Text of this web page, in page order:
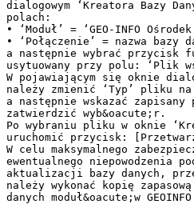
dialogowym ‘Kreatora Bazy
polach:
• ‘Moduł’ = ‘GEO-INFO
• ‘Połączenie’ = nazwa bazy
a następnie wybrać przycisk
usytuowany przy polu: ‘Plik
W pojawiającym się oknie
należy zmienić ‘Typ’ pliku
a następnie wskazać
zatwierdzić wyb&oacute;r.
Po wybraniu pliku w oknie
uruchomić przycisk:
W celu maksymalnego
ewentualnego niepowodzenia
aktualizacji bazy danych,
należy wykonać kopię
danych moduł&oacute;w